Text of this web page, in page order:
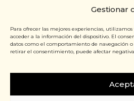
Gestionar
Para ofrecer las mejores experiencias,
acceder a la información del dispositivo. El
datos como el comportamiento de navegación
retirar el consentimiento, puede afectar